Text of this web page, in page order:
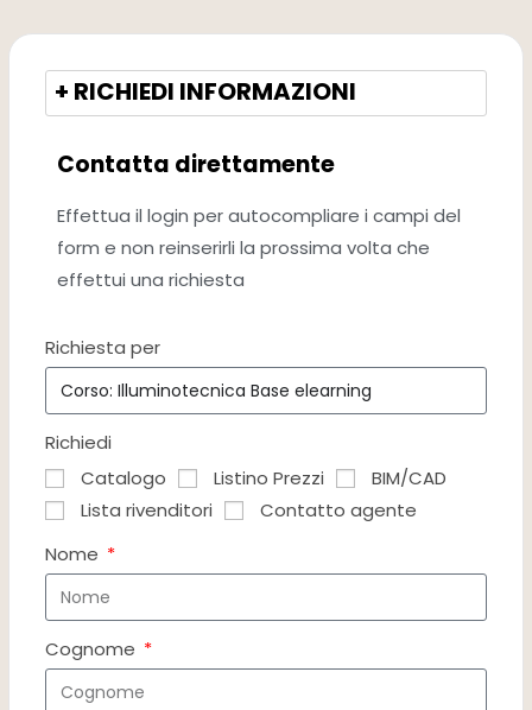
+ RICHIEDI INFORMAZIONI
Contatta direttamente
Effettua il login per autocompliare i campi del
form e non reinserirli la prossima volta che
effettui una richiesta
Richiesta per
Richiedi
Catalogo
Listino Prezzi
BIM/CAD
Lista rivenditori
Contatto agente
Nome
Cognome